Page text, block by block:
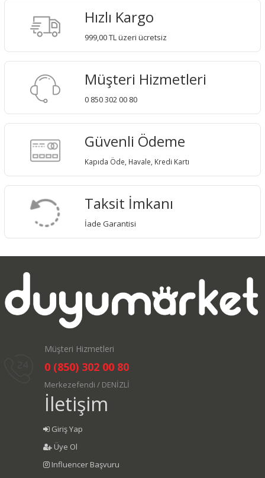
Hızlı Kargo
999,00 TL üzeri ücretsiz
Müşteri Hizmetleri
0 850 302 00 80
Güvenli Ödeme
Kapıda Öde, Havale, Kredi Kartı
Taksit İmkanı
İade Garantisi
Müşteri Hizmetleri
0 (850) 302 00 80
Merkezefendi / DENİZLİ
İletişim
Giriş Yap
Üye Ol
Influencer Başvuru